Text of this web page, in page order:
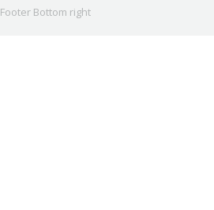
Footer Bottom right